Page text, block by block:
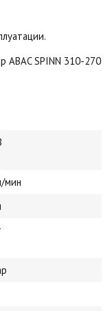
SPINN 310-270
мин